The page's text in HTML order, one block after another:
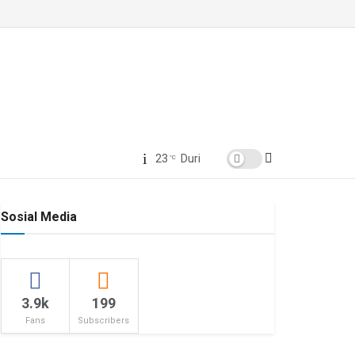
23 °C Duri
Sosial Media
3.9k
Fans
199
Subscribers